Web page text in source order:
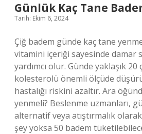
Günlük Kaç Tane
Tarih: Ekim 6, 2024
Çiğ badem günde kaç tane
vitamini içeriği sayesinde damar
yardımcı olur. Günde yaklaşık
kolesterolü önemli ölçüde
hastalığı riskini azaltır. Ara
yenmeli? Beslenme uzmanları,
alternatif veya atıştırmalık
şey yoksa 50 badem